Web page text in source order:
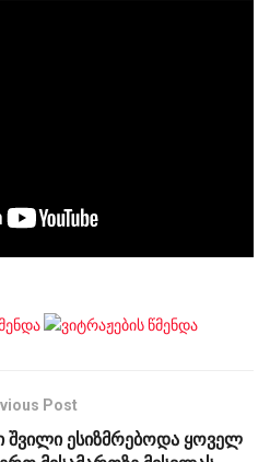
Post
ესიზმრებოდა ყოველ